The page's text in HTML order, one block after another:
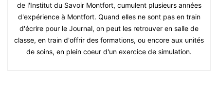
de l'Institut du Savoir Montfort, cumulent plusieurs années
d'expérience à Montfort. Quand elles ne sont pas en train
d'écrire pour le Journal, on peut les retrouver en salle de
classe, en train d'offrir des formations, ou encore aux unités
de soins, en plein coeur d'un exercice de simulation.